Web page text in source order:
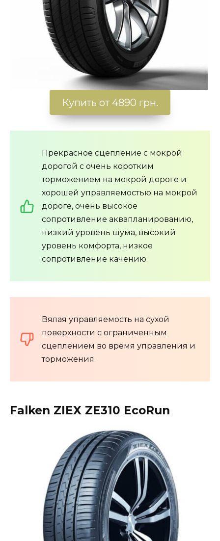
Купить от 4890 грн.
Прекрасное сцепление с мокрой
дорогой с очень коротким
торможением на мокрой дороге и
хорошей управляемостью на мокрой
дороге, очень высокое
сопротивление аквапланированию,
низкий уровень шума, высокий
уровень комфорта, низкое
сопротивление качению.
Вялая управляемость на сухой
поверхности с ограниченным
сцеплением во время управления и
торможения.
Falken ZIEX ZE310 EcoRun